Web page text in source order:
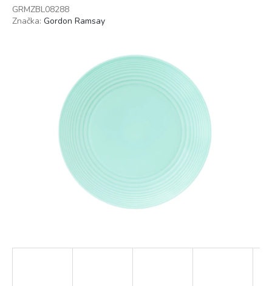
GRMZBL08288
Značka: Gordon Ramsay